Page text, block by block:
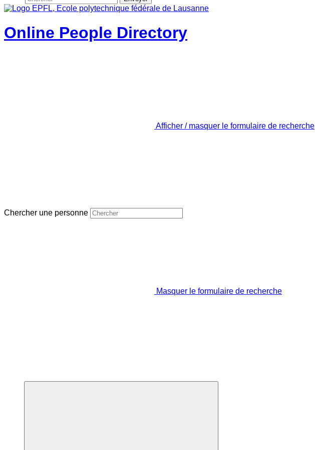
Online People Directory
Afficher / masquer le formulaire de recherche
Chercher une personne
Masquer le formulaire de recherche